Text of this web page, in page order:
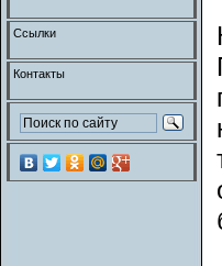
Ссылки
Контакты